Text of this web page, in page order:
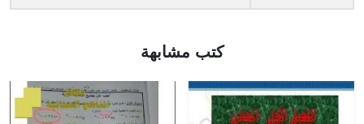
كتب مشابهة